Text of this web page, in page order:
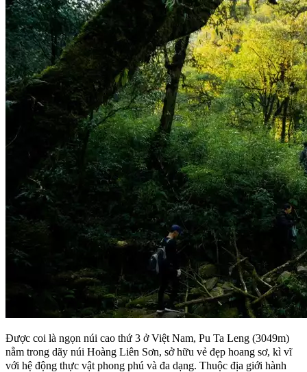
Được coi là ngọn núi cao thứ 3 ở Việt Nam, Pu Ta Leng (3049m)
nằm trong dãy núi Hoàng Liên Sơn, sở hữu vẻ đẹp hoang sơ, kì vĩ
với hệ động thực vật phong phú và đa dạng. Thuộc địa giới hành